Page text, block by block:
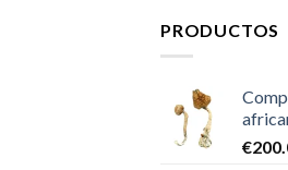
PRODUCTOS
€